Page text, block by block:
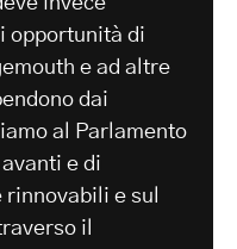
opportunità di
e ad altre
dai
al Parlamento
e di
e sul
il